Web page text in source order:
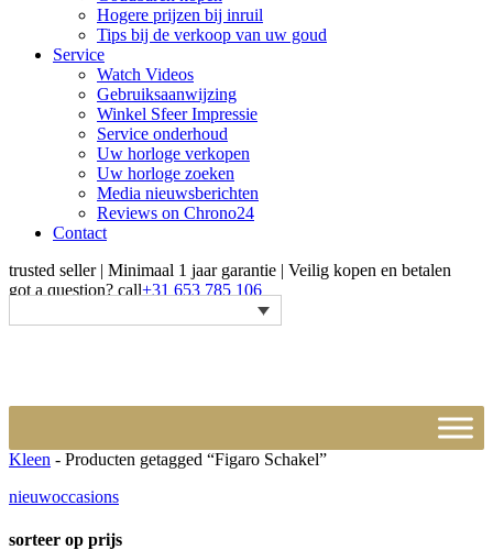
Hogere prijzen bij inruil
Tips bij de verkoop van uw goud
Service
Watch Videos
Gebruiksaanwijzing
Winkel Sfeer Impressie
Service onderhoud
Uw horloge verkopen
Uw horloge zoeken
Media nieuwsberichten
Reviews on Chrono24
Contact
trusted seller | Minimaal 1 jaar garantie | Veilig kopen en betalen
got a question? call+31 653 785 106
Kleen - Producten getagged “Figaro Schakel”
nieuwoccasions
sorteer op prijs